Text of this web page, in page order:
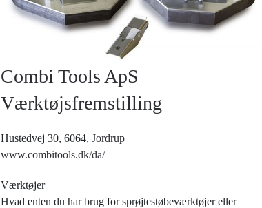
Combi Tools ApS
Værktøjsfremstilling
Hustedvej 30, 6064, Jordrup
www.combitools.dk/da/
Værktøjer
Hvad enten du har brug for sprøjtestøbeværktøjer eller